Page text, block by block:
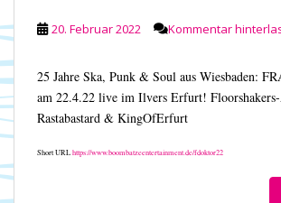
20. Februar 2022 Kommentar
25 Jahre Ska, Punk & Soul aus Wiesbaden:
am 22.4.22 live im Ilvers Erfurt!
Rastabastard & KingOfErfurt
Short URLhttps://www.boombatzeentertainment.de/fdoktor22